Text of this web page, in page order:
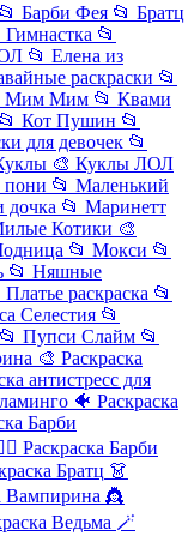
📂 Барби Фея 📂 Братц
Гимнастка 📂
📂 Елена из
раскраски 📂
Мим Мим 📂 Квами
📂 Кот Пушин 📂
для девочек 📂
🎨 Куклы ЛОЛ
пони 📂 Маленький
дочка 📂 Маринетт
Котики 🎨
📂 Мокси 📂
📂 Няшные
Платье раскраска 📂
Селестия 📂
📂 Пупси Слайм 📂
🎨 Раскраска
антистресс для
🐠 Раскраска
Барби
Раскраска Барби
Братц 👗
Вампирина 👸
Ведьма 🪄